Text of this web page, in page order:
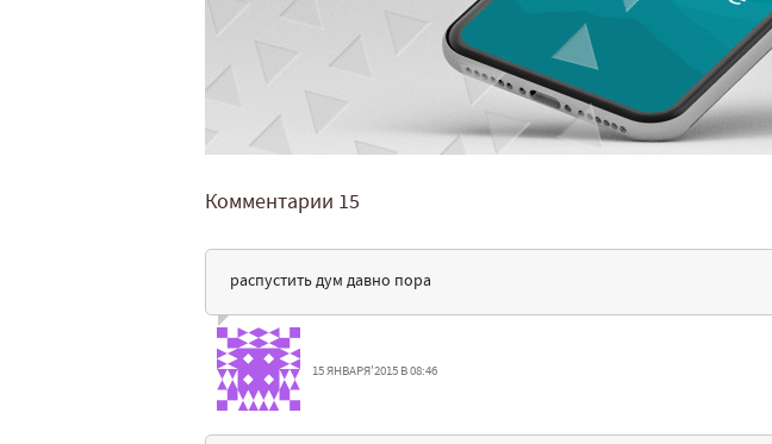
Комментарии 15
распустить дум давно пора
15 ЯНВАРЯ'2015 В 08:46